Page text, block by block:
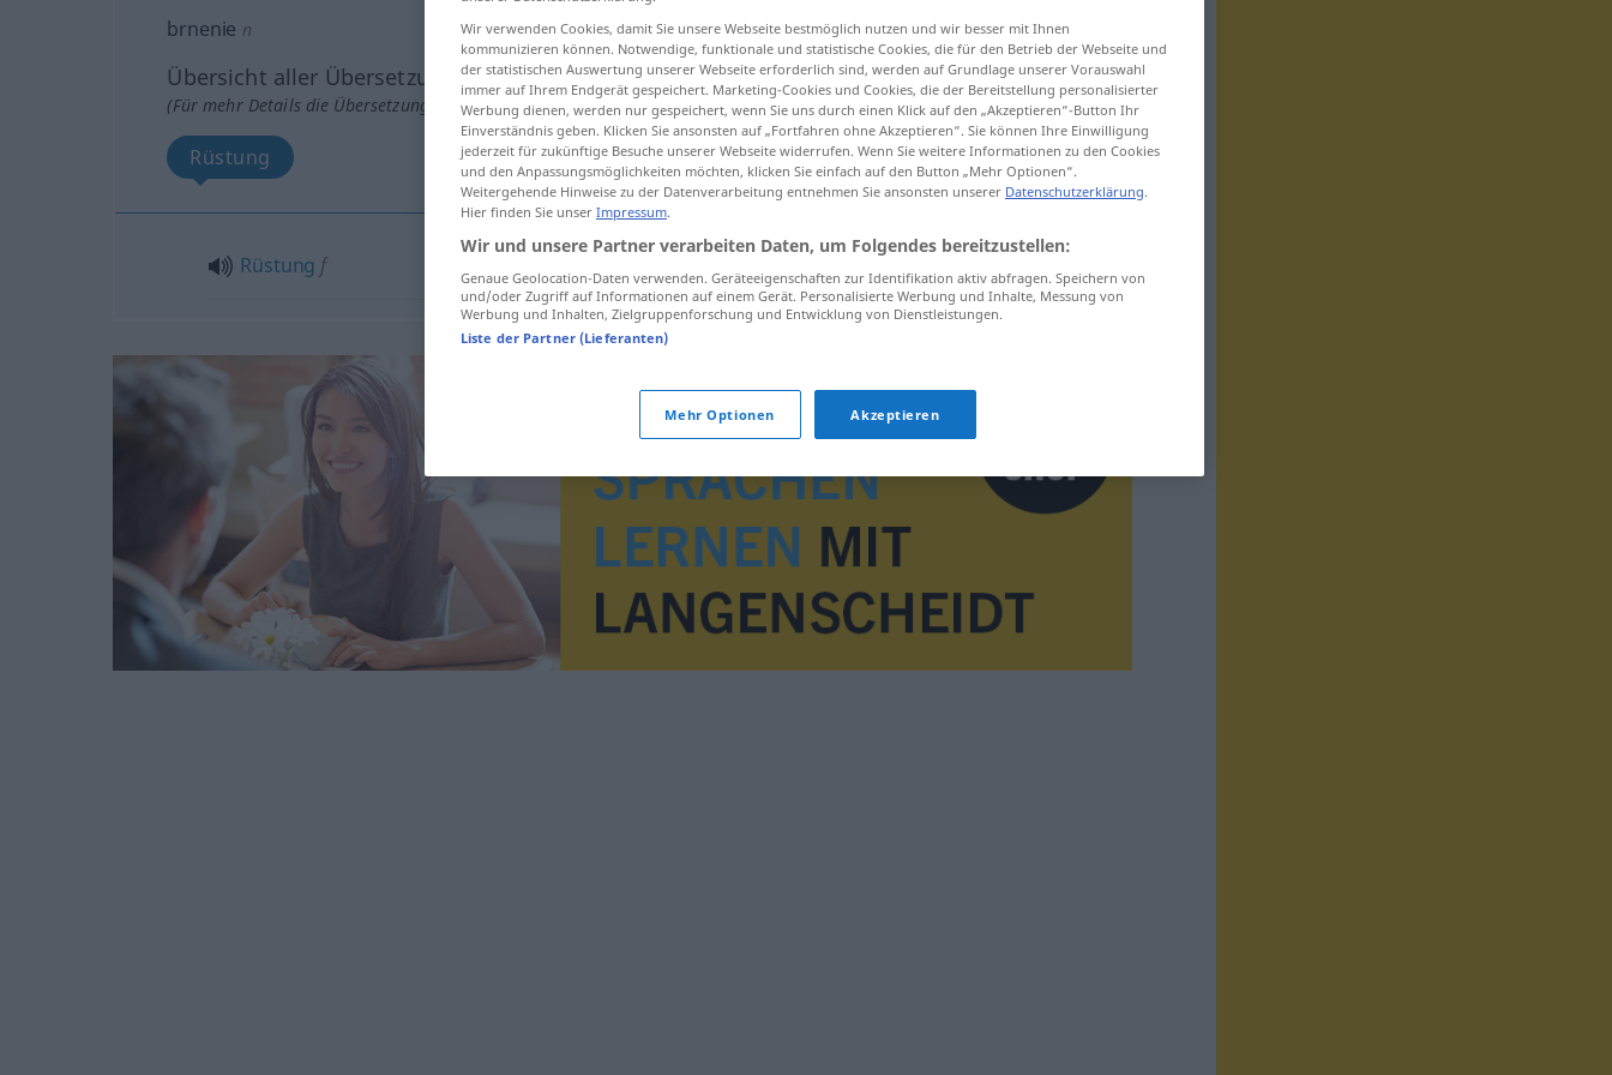
brnenie n
Übersicht aller Übersetzungen
(Für mehr Details die Übersetzung anklicken/antippen)
Rüstung
Rüstung f
Wir verwenden Cookies, damit Sie unsere Webseite bestmöglich nutzen und wir besser mit Ihnen
kommunizieren können. Notwendige, funktionale und statistische Cookies, die für den Betrieb der Webseite und
der statistischen Auswertung unserer Webseite erforderlich sind, werden auf Grundlage unserer Vorauswahl
immer auf Ihrem Endgerät gespeichert. Marketing-Cookies und Cookies, die der Bereitstellung personalisierter
Werbung dienen, werden nur gespeichert, wenn Sie uns durch einen Klick auf den „Akzeptieren“-Button Ihr
Einverständnis geben. Klicken Sie ansonsten auf „Fortfahren ohne Akzeptieren“. Sie können Ihre Einwilligung
jederzeit für zukünftige Besuche unserer Webseite widerrufen. Wenn Sie weitere Informationen zu den Cookies
und den Anpassungsmöglichkeiten möchten, klicken Sie einfach auf den Button „Mehr Optionen“.
Weitergehende Hinweise zu der Datenverarbeitung entnehmen Sie ansonsten unserer Datenschutzerklärung.
Hier finden Sie unser Impressum.
Wir und unsere Partner verarbeiten Daten, um Folgendes bereitzustellen:
Genaue Geolocation-Daten verwenden. Geräteeigenschaften zur Identifikation aktiv abfragen. Speichern von
und/oder Zugriff auf Informationen auf einem Gerät. Personalisierte Werbung und Inhalte, Messung von
Werbung und Inhalten, Zielgruppenforschung und Entwicklung von Dienstleistungen.
Liste der Partner (Lieferanten)
Mehr Optionen Akzeptieren